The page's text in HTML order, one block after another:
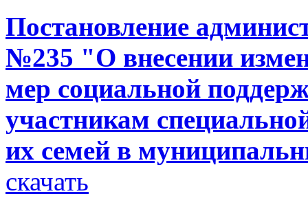
Постановление
№235 "О внесении
мер социальной
участникам
их семей в
скачать